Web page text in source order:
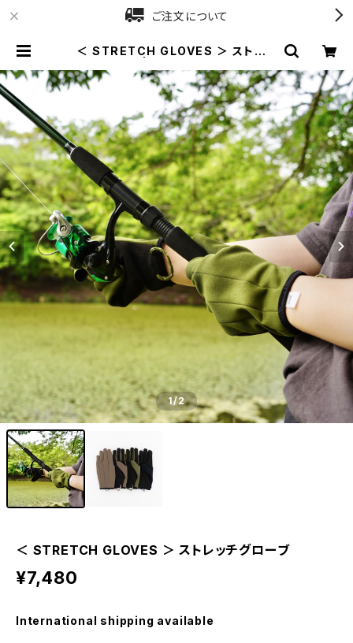
ご注文について
＜ STRETCH GLOVES ＞ ストレッ
NE SHOP / マウントレイクキャンプ
場オンラインショップ
1/2
＜ STRETCH GLOVES ＞ ストレッチグローブ
¥7,480
International shipping available